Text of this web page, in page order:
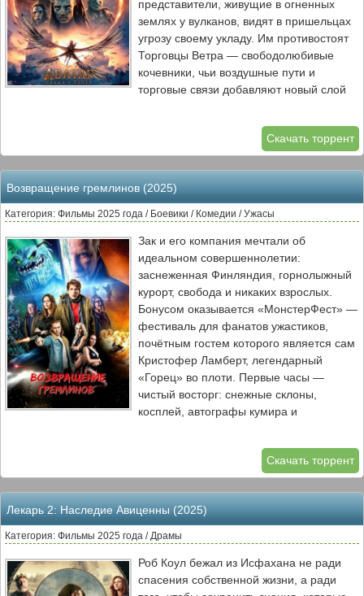
представители, живущие в огненных
землях у вулканов, видят в пришельцах
угрозу своему укладу. Им противостоят
Торговцы Ветра — свободолюбивые
кочевники, чьи воздушные пути и
торговые связи добавляют новый слой
Герои сталкиваются не только с
внешними врагами, но и с внутренними
демонами: Джейк, пытаясь защитить
семью, вновь обращается к военным
методам, Нейтири ищет способы
сохранить духовную связь с природой, а
Ло’ак учится принимать ответственность
за свои решения. Кири, чья природа
остаётся загадкой, начинает раскрывать
потенциал, способный изменить баланс
сил.
Скачать торрент
Возвращение гремлинов (2025)
Категория: Фильмы 2025 года / Боевики / Комедии / Ужасы
Зак и его компания мечтали об
идеальном совершеннолетии:
заснеженная Финляндия, горнолыжный
курорт, свобода и никаких взрослых.
Бонусом оказывается «МонстерФест» —
фестиваль для фанатов ужастиков,
почётным гостем которого является сам
Кристофер Ламберт, легендарный
«Горец» во плоти. Первые часы —
чистый восторг: снежные склоны,
косплей, автографы кумира и
не придумать. Но когда солнце садится
за ледяные вершины, а по улицам
курортного городка начинают
расползаться безобидные на вид
снеговики, праздник принимает оборот,
которого не было в программе.
Снеговики — лишь маскировка для орды
гремлинов, хлынувших из разломов
между мирами: зубастых, кровожадных и
Скачать торрент
Лекарь 2: Наследие Авиценны (2025)
Категория: Фильмы 2025 года / Драмы
Роб Коул бежал из Исфахана не ради
спасения собственной жизни, а ради